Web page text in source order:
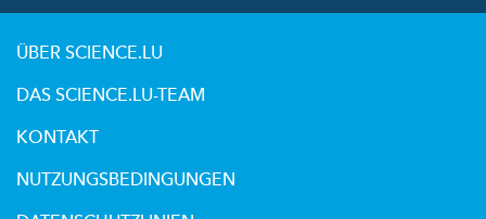
ÜBER SCIENCE.LU
DAS SCIENCE.LU-TEAM
KONTAKT
NUTZUNGSBEDINGUNGEN